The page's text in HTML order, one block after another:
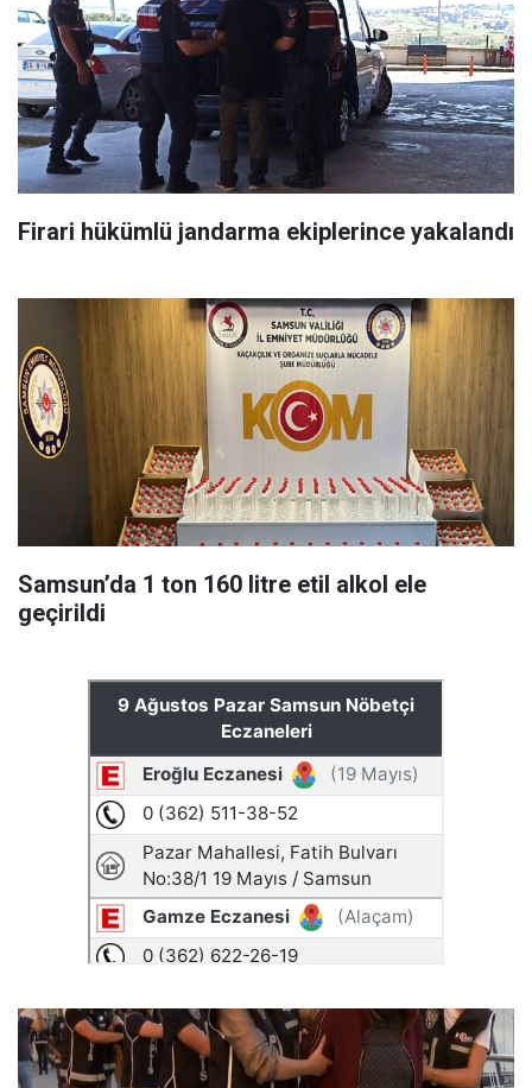
Firari hükümlü jandarma ekiplerince yakalandı
Samsun’da 1 ton 160 litre etil alkol ele
geçirildi